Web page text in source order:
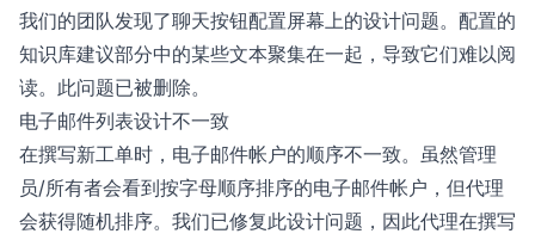
我们的团队发现了聊天按钮配置屏幕上的设计问题。配置的
知识库建议部分中的某些文本聚集在一起，导致它们难以阅
读。此问题已被删除。
电子邮件列表设计不一致
在撰写新工单时，电子邮件帐户的顺序不一致。虽然管理
员/所有者会看到按字母顺序排序的电子邮件帐户，但代理
会获得随机排序。我们已修复此设计问题，因此代理在撰写